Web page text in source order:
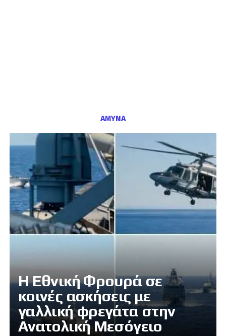
ΑΜΥΝΑ
Η Εθνική Φρουρά σε
κοινές ασκήσεις με
γαλλική φρεγάτα στην
Ανατολική Μεσόγειο